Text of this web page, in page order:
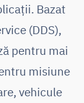
Bazat
(DDS),
pentru mai
misiune
vehicule